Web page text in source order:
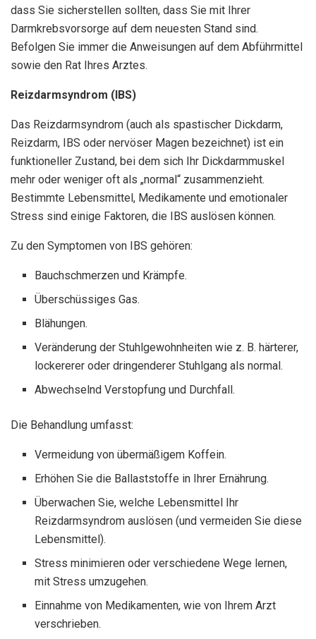
dass Sie sicherstellen sollten, dass Sie mit Ihrer
Darmkrebsvorsorge auf dem neuesten Stand sind.
Befolgen Sie immer die Anweisungen auf dem Abführmittel
sowie den Rat Ihres Arztes.
Reizdarmsyndrom (IBS)
Das Reizdarmsyndrom (auch als spastischer Dickdarm,
Reizdarm, IBS oder nervöser Magen bezeichnet) ist ein
funktioneller Zustand, bei dem sich Ihr Dickdarmmuskel
mehr oder weniger oft als „normal“ zusammenzieht.
Bestimmte Lebensmittel, Medikamente und emotionaler
Stress sind einige Faktoren, die IBS auslösen können.
Zu den Symptomen von IBS gehören:
Bauchschmerzen und Krämpfe.
Überschüssiges Gas.
Blähungen.
Veränderung der Stuhlgewohnheiten wie z. B. härterer,
lockererer oder dringenderer Stuhlgang als normal.
Abwechselnd Verstopfung und Durchfall.
Die Behandlung umfasst:
Vermeidung von übermäßigem Koffein.
Erhöhen Sie die Ballaststoffe in Ihrer Ernährung.
Überwachen Sie, welche Lebensmittel Ihr
Reizdarmsyndrom auslösen (und vermeiden Sie diese
Lebensmittel).
Stress minimieren oder verschiedene Wege lernen,
mit Stress umzugehen.
Einnahme von Medikamenten, wie von Ihrem Arzt
verschrieben.